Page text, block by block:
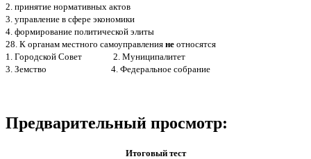
2. принятие нормативных актов
3. управление в сфере экономики
4. формирование политической элиты
28. К органам местного самоуправления не относятся
1. Городской Совет 2. Муниципалитет
3. Земство 4. Федеральное собрание
Предварительный просмотр:
Итоговый тест